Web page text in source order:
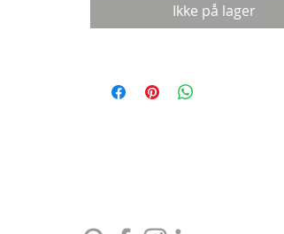
Ikke på lager